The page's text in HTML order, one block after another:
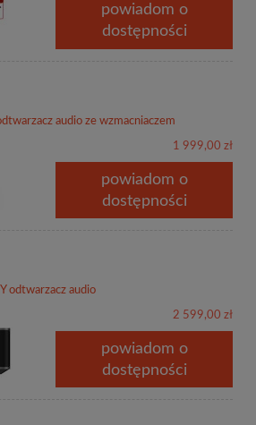
powiadom o
dostępności
audio ze wzmacniaczem
1 999,00 zł
powiadom o
dostępności
odtwarzacz audio
2 599,00 zł
powiadom o
dostępności